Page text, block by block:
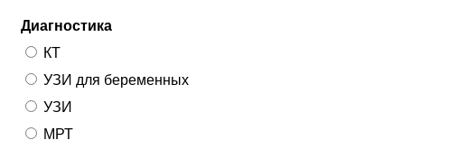
Диагностика
КТ
УЗИ для беременных
УЗИ
МРТ